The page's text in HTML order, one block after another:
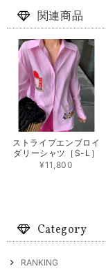
関連商品
ストライプエンブロイ
ダリーシャツ［S-L］
¥11,800
Category
RANKING